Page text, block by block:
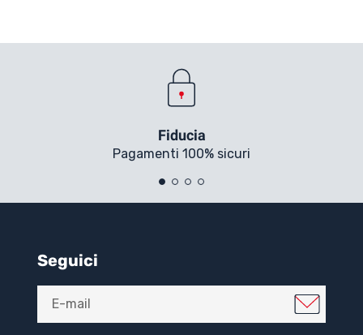
Fiducia
Pagamenti 100% sicuri
Seguici